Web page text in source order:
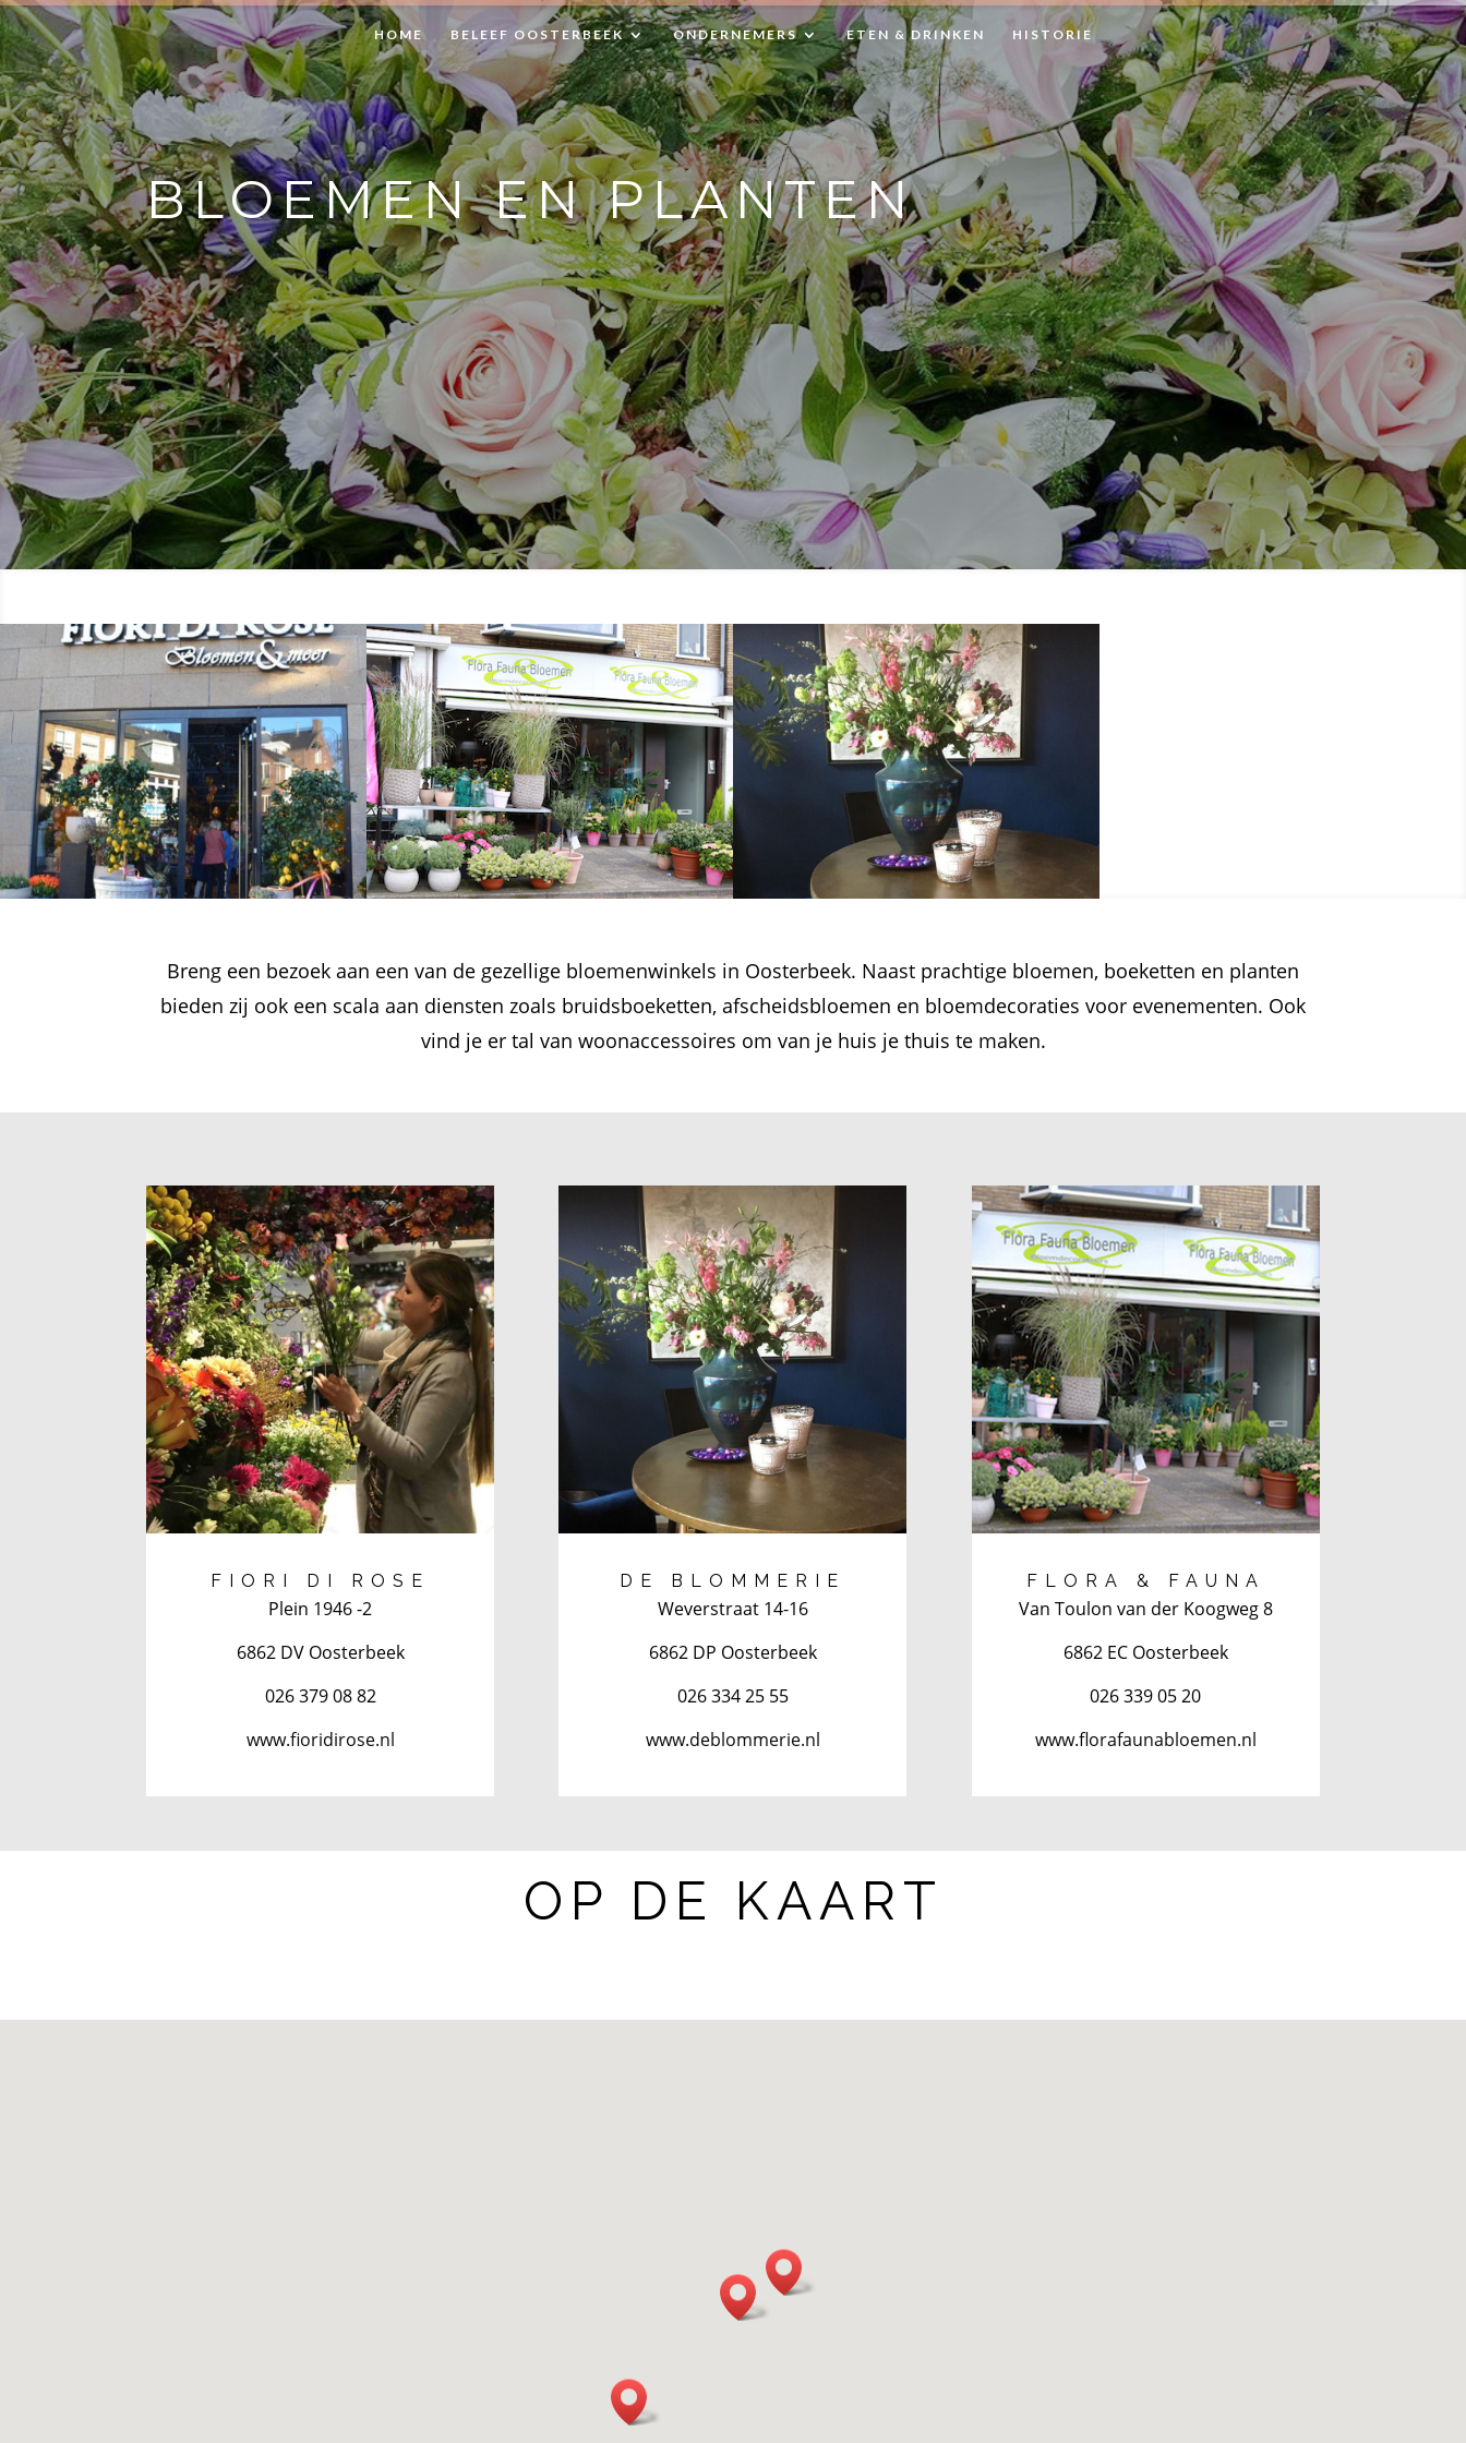
HOME BELEEF OOSTERBEEK ONDERNEMERS ETEN & DRINKEN HISTORIE
BLOEMEN EN PLANTEN
In een groot deel van de omgeving van Oosterbeek zijn gemarkeerde
wandelroutes uitgezet. Ontdek hoe mooi de omgeving van Oosterbeek is te voet
of met de fiets.
Breng een bezoek aan een van de gezellige bloemenwinkels in Oosterbeek. Naast prachtige bloemen, boeketten en planten
bieden zij ook een scala aan diensten zoals bruidsboeketten, afscheidsbloemen en bloemdecoraties voor evenementen. Ook
vind je er tal van woonaccessoires om van je huis je thuis te maken.
FIORI DI ROSE
Plein 1946 -2
6862 DV Oosterbeek
026 379 08 82
www.fioridirose.nl
DE BLOMMERIE
Weverstraat 14-16
6862 DP Oosterbeek
026 334 25 55
www.deblommerie.nl
FLORA & FAUNA
Van Toulon van der Koogweg 8
6862 EC Oosterbeek
026 339 05 20
www.florafaunabloemen.nl
OP DE KAART